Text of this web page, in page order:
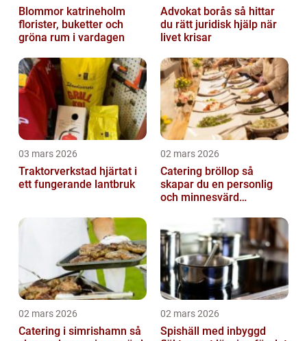
Blommor katrineholm
florister, buketter och
gröna rum i vardagen
Advokat borås så hittar
du rätt juridisk hjälp när
livet krisar
03 mars 2026
Traktorverkstad hjärtat i
ett fungerande lantbruk
02 mars 2026
Catering bröllop så
skapar du en personlig
och minnesvärd
02 mars 2026
Catering i simrishamn så
02 mars 2026
Spishäll med inbyggd